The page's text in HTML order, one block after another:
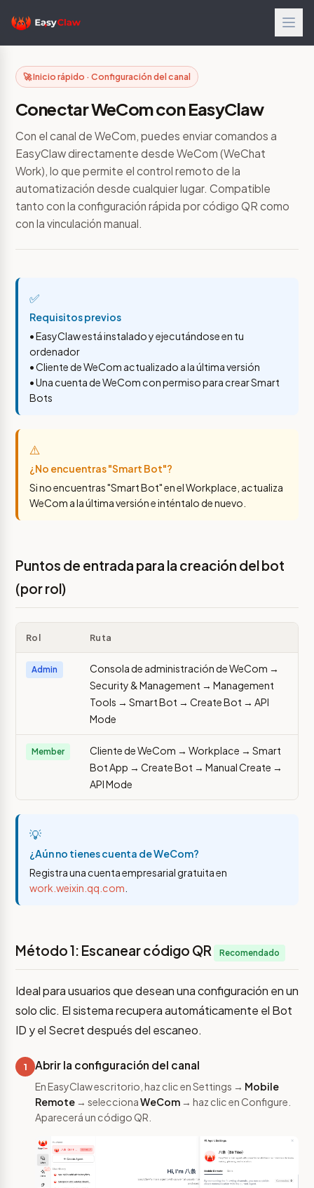
🚀 Inicio rápido · Configuración del canal
Conectar WeCom con EasyClaw
Con el canal de WeCom, puedes enviar comandos a
EasyClaw directamente desde WeCom (WeChat
Work), lo que permite el control remoto de la
automatización desde cualquier lugar. Compatible
tanto con la configuración rápida por código QR como
con la vinculación manual.
✅
Requisitos previos
• EasyClaw está instalado y ejecutándose en tu
ordenador
• Cliente de WeCom actualizado a la última versión
• Una cuenta de WeCom con permiso para crear Smart
Bots
⚠️
¿No encuentras "Smart Bot"?
Si no encuentras "Smart Bot" en el Workplace, actualiza
WeCom a la última versión e inténtalo de nuevo.
Puntos de entrada para la creación del bot
(por rol)
Rol Ruta
Admin
Consola de administración de WeCom →
Security & Management → Management
Tools → Smart Bot → Create Bot → API
Mode
Member
Cliente de WeCom → Workplace → Smart
Bot App → Create Bot → Manual Create →
API Mode
💡
¿Aún no tienes cuenta de WeCom?
Registra una cuenta empresarial gratuita en
work.weixin.qq.com
Método 1: Escanear código QR Recomendado
Ideal para usuarios que desean una configuración en un
solo clic. El sistema recupera automáticamente el Bot
ID y el Secret después del escaneo.
1 Abrir la configuración del canal
En EasyClaw escritorio, haz clic en Settings → Mobile
Remote → seleccionaWeCom → haz clic en Configure.
Aparecerá un código QR.